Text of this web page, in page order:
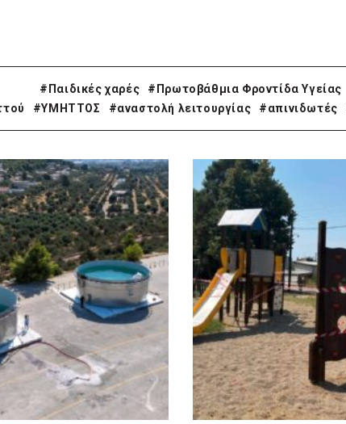
#Παιδικές χαρές #Πρωτοβάθμια Φροντίδα Υγείας
#ΥΜΗΤΤΟΣ #αναστολή λειτουργίας #απινιδωτές